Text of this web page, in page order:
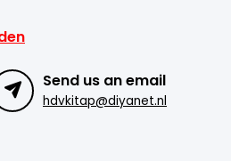
Send us an email
hdvkitap@diyanet.nl